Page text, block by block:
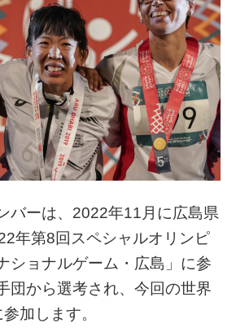
バーは、2022年11月に広島県
年第8回スペシャルオリンピ
ショナルゲーム・広島」に参
団から選考され、今回の世界
加します。